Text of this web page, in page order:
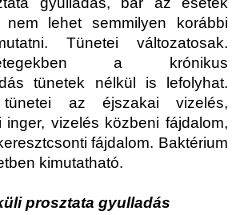
nem lehet semmilyen korábbi
Tünetei változatosak.
a krónikus
tünetek nélkül is lefolyhat.
tünetei az éjszakai vizelés,
inger, vizelés közbeni fájdalom,
fájdalom. Baktérium
kimutatható.
prosztata gyulladás